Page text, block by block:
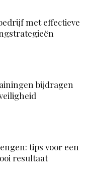
met effectieve
bijdragen
tips voor een
resultaat